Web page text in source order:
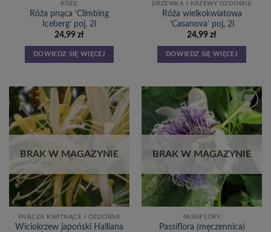
RÓŻE
Róża pnąca ‘Climbing
Iceberg’ poj, 2l
24,99 zł
DOWIEDZ SIĘ WIĘCEJ
DRZEWKA I KRZEWY OZDOBNE
Róża wielkokwiatowa
‘Casanova’ poj, 2l
24,99 zł
DOWIEDZ SIĘ WIĘCEJ
Dodaj
do
listy
BRAK W MAGAZYNIE
PNĄCZA KWITNĄCE I OZDOBNE
Wiciokrzew japoński Halliana
Dodaj
do
listy
BRAK W MAGAZYNIE
PASSIFLORY
Passiflora (męczennica)